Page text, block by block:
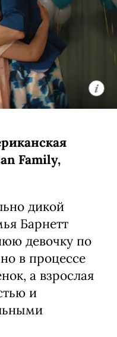
Family,
дикой
Барнетт
девочку по
в процессе
а взрослая
и